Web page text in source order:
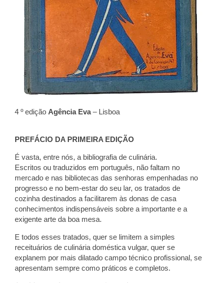
4 º edição Agência Eva– Lisboa
PREFÁCIO DA PRIMEIRA EDIÇÃO
É vasta, entre nós, a bibliografia de culinária.
Escritos ou traduzidos em português, não faltam no
mercado e nas bibliotecas das senhoras empenhadas no
progresso e no bem-estar do seu lar, os tratados de
cozinha destinados a facilitarem às donas de casa
conhecimentos indispensáveis sobre a importante e a
exigente arte da boa mesa.
E todos esses tratados, quer se limitem a simples
receituários de culinária doméstica vulgar, quer se
explanem por mais dilatado campo técnico profissional, se
apresentam sempre como práticos e completos.